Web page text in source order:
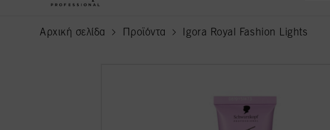
Αρχική σελίδα Προϊόντα Igora Royal Fashion Lights
current page